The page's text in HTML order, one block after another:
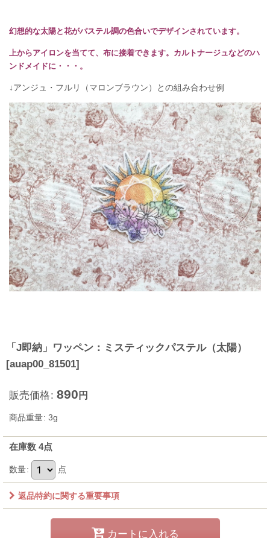
幻想的な太陽と花がパステル調の色合いでデザインされています。
上からアイロンを当てて、布に接着できます。カルトナージュなどのハ
ンドメイドに・・・。
↓アンジュ・フルリ（マロンブラウン）との組み合わせ例
「J即納」ワッペン：ミスティックパステル（太陽）
[auap00_81501]
販売価格: 890 円
商品重量: 3g
在庫数 4点
数量: 点
返品特約に関する重要事項
カートに入れる